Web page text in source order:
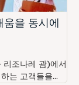
움을 동시에
조나레 괌)에서
는 고객들을...